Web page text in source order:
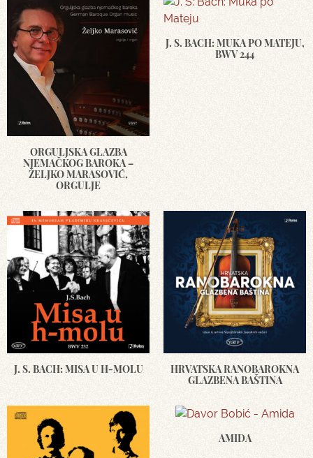
ORGULJSKA GLAZBA
NJEMAČKOG BAROKA –
ŽELJKO MARASOVIĆ,
ORGULJE
J. S. BACH: MUKA PO MATEJU,
BWV 244
J. S. BACH: MISA U H-MOLU
HRVATSKA RANOBAROKNA
GLAZBENA BAŠTINA
AMIDA